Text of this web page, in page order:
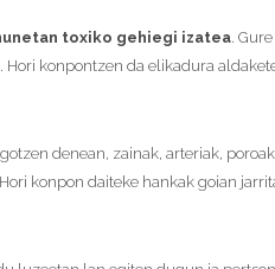
toxiko gehiegi izatea.
konpontzen da elikadura
denean, zainak, arteriak,
konpon daiteke hankak goian